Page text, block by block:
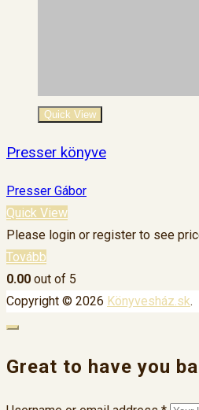
Quick View
Presser könyve
Presser Gábor
Quick View
Please login or register to see
Tovább
0.00 out of 5
Copyright © 2026 Könyvesház.sk.
Great to have you